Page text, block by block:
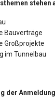
DE
stehen
Bauverträge
Großprojekte
im Tunnelbau
der